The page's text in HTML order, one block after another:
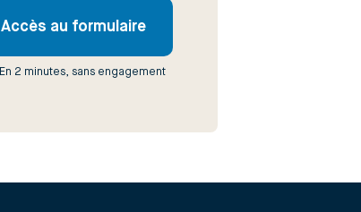
Accès au formulaire
En 2 minutes, sans engagement